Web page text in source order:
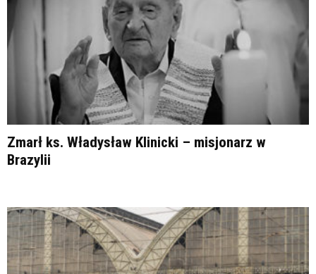
Zmarł ks. Władysław Klinicki – misjonarz w
Brazylii